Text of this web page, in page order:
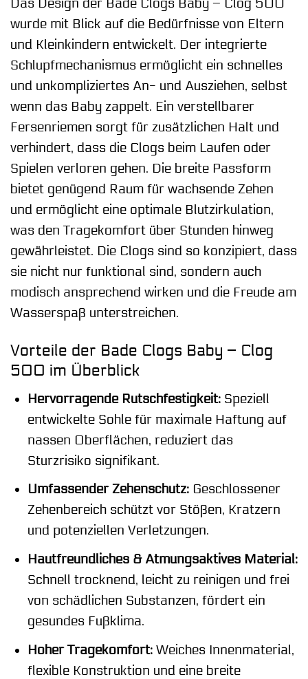
Das Design der Bade Clogs Baby – Clog 500
wurde mit Blick auf die Bedürfnisse von Eltern
und Kleinkindern entwickelt. Der integrierte
Schlupfmechanismus ermöglicht ein schnelles
und unkompliziertes An- und Ausziehen, selbst
wenn das Baby zappelt. Ein verstellbarer
Fersenriemen sorgt für zusätzlichen Halt und
verhindert, dass die Clogs beim Laufen oder
Spielen verloren gehen. Die breite Passform
bietet genügend Raum für wachsende Zehen
und ermöglicht eine optimale Blutzirkulation,
was den Tragekomfort über Stunden hinweg
gewährleistet. Die Clogs sind so konzipiert, dass
sie nicht nur funktional sind, sondern auch
modisch ansprechend wirken und die Freude am
Wasserspaß unterstreichen.
Vorteile der Bade Clogs Baby – Clog
500 im Überblick
Hervorragende Rutschfestigkeit:Speziell
entwickelte Sohle für maximale Haftung auf
nassen Oberflächen, reduziert das
Sturzrisiko signifikant.
Umfassender Zehenschutz:Geschlossener
Zehenbereich schützt vor Stößen, Kratzern
und potenziellen Verletzungen.
Hautfreundliches & Atmungsaktives Material:
Schnell trocknend, leicht zu reinigen und frei
von schädlichen Substanzen, fördert ein
gesundes Fußklima.
Hoher Tragekomfort:Weiches Innenmaterial,
flexible Konstruktion und eine breite